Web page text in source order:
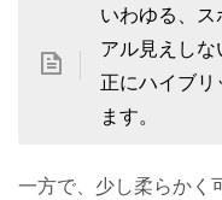
いわゆる、ス
アル見えし
正にハイブリ
ます。
一方で、少し柔らかく